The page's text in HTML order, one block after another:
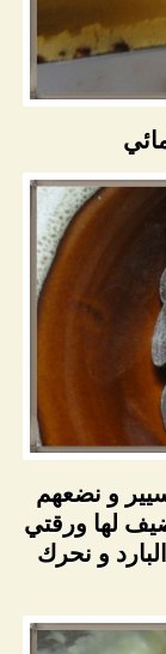
و نضعهم
لها ورقتي
و نحرك